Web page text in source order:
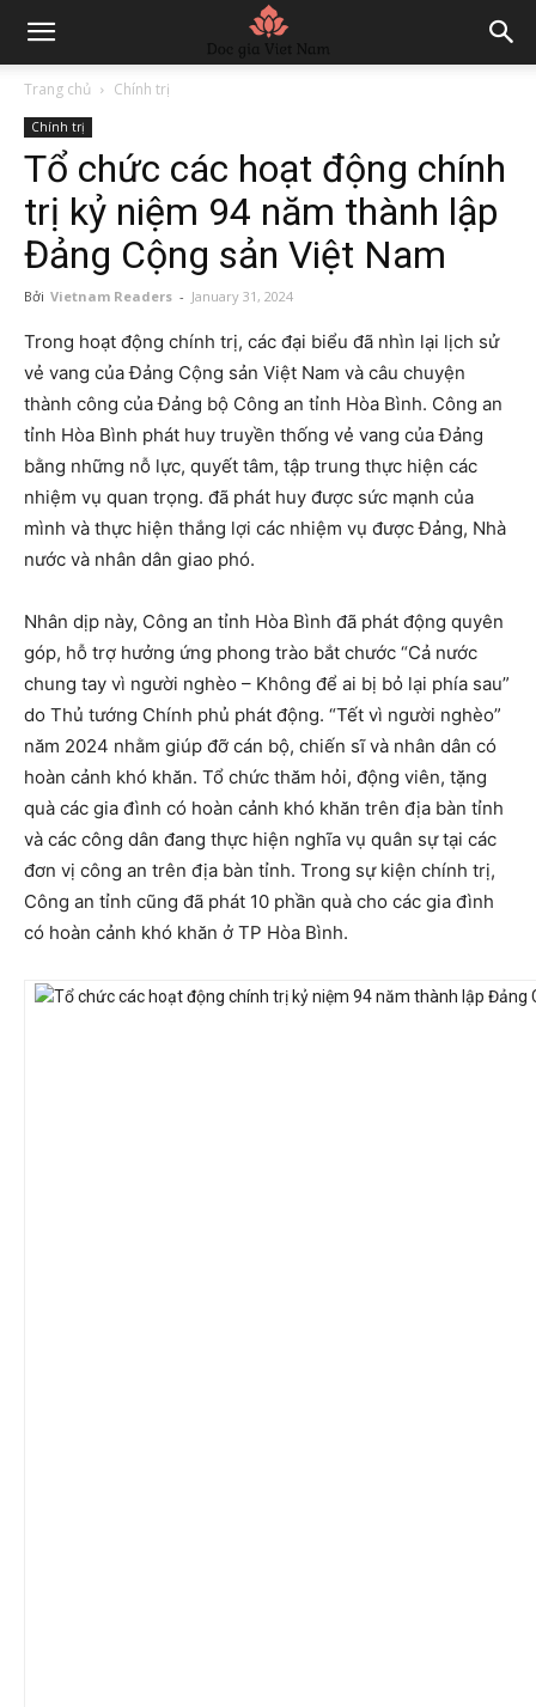
Trang chủ Chính trị
Chính trị
Tổ chức các hoạt động chính
trị kỷ niệm 94 năm thành lập
Đảng Cộng sản Việt Nam
Bởi Vietnam Readers - January 31, 2024
Trong hoạt động chính trị, các đại biểu đã nhìn lại lịch sử
vẻ vang của Đảng Cộng sản Việt Nam và câu chuyện
thành công của Đảng bộ Công an tỉnh Hòa Bình. Công an
tỉnh Hòa Bình phát huy truyền thống vẻ vang của Đảng
bằng những nỗ lực, quyết tâm, tập trung thực hiện các
nhiệm vụ quan trọng. đã phát huy được sức mạnh của
mình và thực hiện thắng lợi các nhiệm vụ được Đảng, Nhà
nước và nhân dân giao phó.
Nhân dịp này, Công an tỉnh Hòa Bình đã phát động quyên
góp, hỗ trợ hưởng ứng phong trào bắt chước “Cả nước
chung tay vì người nghèo – Không để ai bị bỏ lại phía sau”
do Thủ tướng Chính phủ phát động. “Tết vì người nghèo”
năm 2024 nhằm giúp đỡ cán bộ, chiến sĩ và nhân dân có
hoàn cảnh khó khăn. Tổ chức thăm hỏi, động viên, tặng
quà các gia đình có hoàn cảnh khó khăn trên địa bàn tỉnh
và các công dân đang thực hiện nghĩa vụ quân sự tại các
đơn vị công an trên địa bàn tỉnh. Trong sự kiện chính trị,
Công an tỉnh cũng đã phát 10 phần quà cho các gia đình
có hoàn cảnh khó khăn ở TP Hòa Bình.